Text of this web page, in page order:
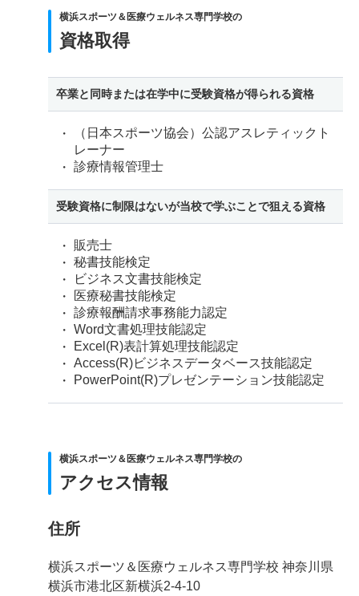
横浜スポーツ＆医療ウェルネス専門学校の
資格取得
卒業と同時または在学中に受験資格が得られる資格
（日本スポーツ協会）公認アスレティックト
レーナー
診療情報管理士
受験資格に制限はないが当校で学ぶことで狙える資格
販売士
秘書技能検定
ビジネス文書技能検定
医療秘書技能検定
診療報酬請求事務能力認定
Word文書処理技能認定
Excel(R)表計算処理技能認定
Access(R)ビジネスデータベース技能認定
PowerPoint(R)プレゼンテーション技能認定
横浜スポーツ＆医療ウェルネス専門学校の
アクセス情報
住所
横浜スポーツ＆医療ウェルネス専門学校 神奈川県
横浜市港北区新横浜2-4-10